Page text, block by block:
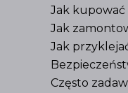
Jak kupować
Jak
Jak
Często